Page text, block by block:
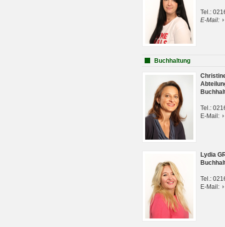
Tel.:
E-Mail:
Buchhaltung
Tel.:
E-Mail:
Lydia
Tel.:
E-Mail: